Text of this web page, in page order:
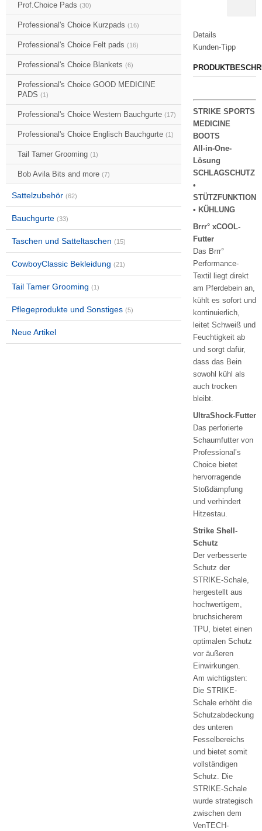
Details
Kunden-Tipp
STRIKE SPORTS
MEDICINE
BOOTS
All-in-One-
Lösung
SCHLAGSCHUTZ
•
STÜTZFUNKTION
• KÜHLUNG
Brrr° xCOOL-
Futter
Das Brrr°
Performance-
Textil liegt direkt
am Pferdebein an,
kühlt es sofort und
kontinuierlich,
leitet Schweiß und
Feuchtigkeit ab
und sorgt dafür,
dass das Bein
sowohl kühl als
auch trocken
bleibt.
UltraShock-Futter
Das perforierte
Schaumfutter von
Professional’s
Choice bietet
hervorragende
Stoßdämpfung
und verhindert
Hitzestau.
Strike Shell-
Schutz
Der verbesserte
Schutz der
STRIKE-Schale,
hergestellt aus
hochwertigem,
bruchsicherem
TPU, bietet einen
optimalen Schutz
vor äußeren
Einwirkungen.
Am wichtigsten:
Die STRIKE-
Schale erhöht die
Schutzabdeckung
des unteren
Fesselbereichs
und bietet somit
vollständigen
Schutz. Die
STRIKE-Schale
wurde strategisch
zwischen dem
VenTECH-
Prof.Choice Pads (30)
Professional's Choice Kurzpads (16)
Professional's Choice Felt pads (16)
Professional's Choice Blankets (6)
Professional's Choice GOOD MEDICINE
PADS (1)
Professional's Choice Western Bauchgurte (17)
Professional's Choice Englisch Bauchgurte (1)
Tail Tamer Grooming (1)
Bob Avila Bits and more (7)
Sattelzubehör (62)
Bauchgurte (33)
Taschen und Satteltaschen (15)
CowboyClassic Bekleidung (21)
Tail Tamer Grooming (1)
Pflegeprodukte und Sonstiges (5)
Neue Artikel